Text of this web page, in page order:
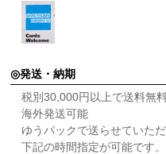
発送・納期
税別30,000円以上で送料無
海外発送可能
ゆうパックで送らせていただ
下記の時間指定が可能です。